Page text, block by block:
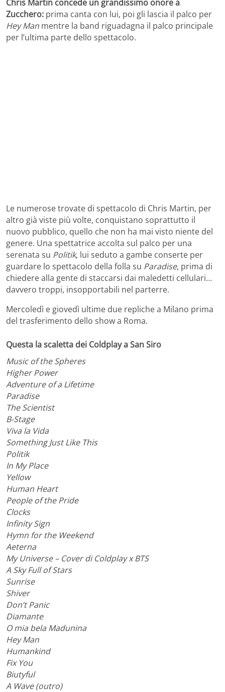
Chris Martin concede un grandissimo onore a
Zucchero: prima canta con lui, poi gli lascia il palco per
Hey Man mentre la band riguadagna il palco principale
per l’ultima parte dello spettacolo.
Le numerose trovate di spettacolo di Chris Martin, per
altro già viste più volte, conquistano soprattutto il
nuovo pubblico, quello che non ha mai visto niente del
genere. Una spettatrice accolta sul palco per una
serenata su Politik, lui seduto a gambe conserte per
guardare lo spettacolo della folla su Paradise, prima di
chiedere alla gente di staccarsi dai maledetti cellulari…
davvero troppi, insopportabili nel parterre.
Mercoledì e giovedì ultime due repliche a Milano prima
del trasferimento dello show a Roma.
Questa la scaletta dei Coldplay a San Siro
Music of the Spheres
Higher Power
Adventure of a Lifetime
Paradise
The Scientist
B-Stage
Viva la Vida
Something Just Like This
Politik
In My Place
Yellow
Human Heart
People of the Pride
Clocks
Infinity Sign
Hymn for the Weekend
Aeterna
My Universe – Cover di Coldplay x BTS
A Sky Full of Stars
Sunrise
Shiver
Don’t Panic
Diamante
O mia bela Madunina
Hey Man
Humankind
Fix You
Biutyful
A Wave (outro)